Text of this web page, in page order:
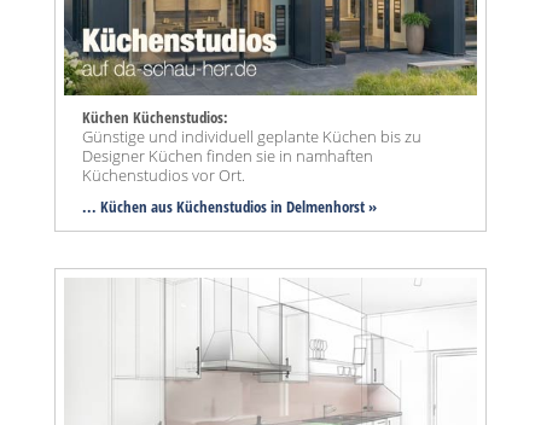
Küchen Küchenstudios:
Günstige und individuell geplante Küchen bis zu
Designer Küchen finden sie in namhaften
Küchenstudios vor Ort.
... Küchen aus Küchenstudios in Delmenhorst »